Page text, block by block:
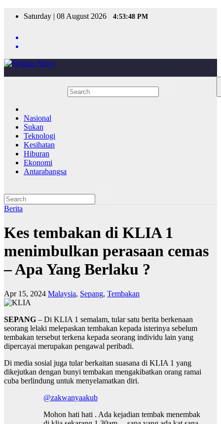
Saturday | 08 August 2026 4:53:48 PM
Nasional
Sukan
Teknologi
Kesihatan
Hiburan
Ekonomi
Antarabangsa
Berita
Kes tembakan di KLIA 1
menimbulkan perasaan cemas
– Apa Yang Berlaku ?
Apr 15, 2024 Malaysia, Sepang, Tembakan
SEPANG – Di KLIA 1 semalam, tular satu berita berkenaan
seorang lelaki melepaskan tembakan kepada isterinya sebelum
tembakan tersebut terkena kepada seorang individu lain yang
dipercayai merupakan pengawal peribadi.
Di media sosial juga tular berkaitan suasana di KLIA 1 yang
dikejutkan dengan bunyi tembakan mengakibatkan orang ramai
cuba berlindung untuk menyelamatkan diri.
@zakwanyaakub
Mohon hati hati . Ada kejadian tembak menembak